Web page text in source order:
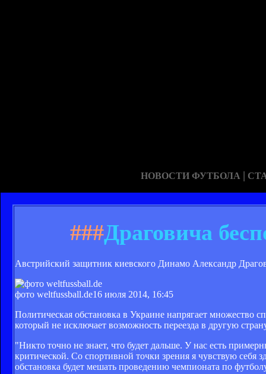
НОВОСТИ ФУТБОЛА |
###Драговича
Австрийский защитник киевского Динамо Александр
фото weltfussball.de16 июля 2014, 16:45
Политическая обстановка в Украине напрягает множество
который не исключает возможность переезда в другую
"Никто точно не знает, что будет дальше. У нас есть
критической. Со спортивной точки зрения я чувствую себя
обстановка будет мешать проведению чемпионата по